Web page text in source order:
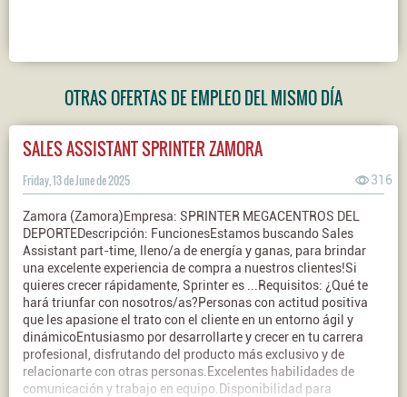
OTRAS OFERTAS DE EMPLEO DEL MISMO DÍA
SALES ASSISTANT SPRINTER ZAMORA
Friday, 13 de June de 2025 316
Zamora (Zamora)Empresa: SPRINTER MEGACENTROS DEL
DEPORTEDescripción: FuncionesEstamos buscando Sales
Assistant part-time, lleno/a de energía y ganas, para brindar
una excelente experiencia de compra a nuestros clientes!Si
quieres crecer rápidamente, Sprinter es ...Requisitos: ¿Qué te
hará triunfar con nosotros/as?Personas con actitud positiva
que les apasione el trato con el cliente en un entorno ágil y
dinámicoEntusiasmo por desarrollarte y crecer en tu carrera
profesional, disfrutando del producto más exclusivo y de
relacionarte con otras personas.Excelentes habilidades de
comunicación y trabajo en equipo.Disponibilidad para